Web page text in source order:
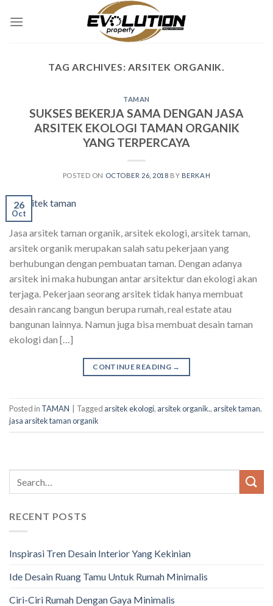
TAG ARCHIVES:ARSITEK ORGANIK.
TAMAN
SUKSES BEKERJA SAMA DENGAN JASA
ARSITEK EKOLOGI TAMAN ORGANIK
YANG TERPERCAYA
POSTED ON OCTOBER 26, 2018 BY BERKAH
26
Oct
Jasa arsitek taman organik, arsitek ekologi, arsitek taman,
arsitek organik merupakan salah satu pekerjaan yang
berhubungan dengan pembuatan taman. Dengan adanya
arsitek ini maka hubungan antar arsitektur dan ekologi akan
terjaga. Pekerjaan seorang arsitek tidak hanya membuat
desain rancang bangun berupa rumah, real estate atau
bangunan lainnya. Namun juga bisa membuat desain taman
ekologi dan […]
CONTINUE READING →
Posted in TAMAN Tagged arsitek ekologi, arsitek organik., arsitek taman,
jasa arsitek taman organik
RECENT POSTS
Inspirasi Tren Desain Interior Yang Kekinian
Ide Desain Ruang Tamu Untuk Rumah Minimalis
Ciri-Ciri Rumah Dengan Gaya Minimalis